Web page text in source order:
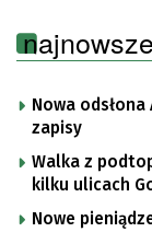
najnowsze
Nowa odsłona
zapisy
Walka z
kilku ulicach
Nowe